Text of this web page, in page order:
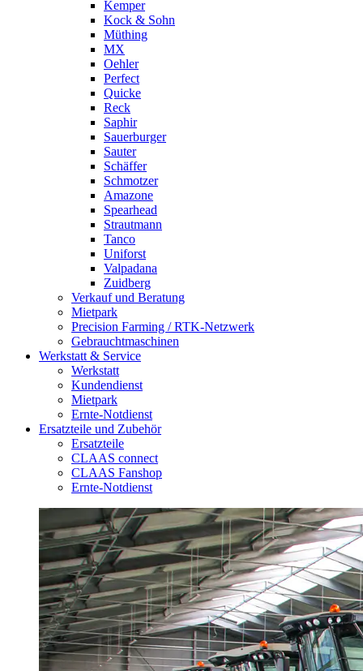
Kemper
Kock & Sohn
Müthing
MX
Oehler
Perfect
Quicke
Reck
Saphir
Sauerburger
Sauter
Schäffer
Schmotzer
Amazone
Spearhead
Strautmann
Tanco
Uniforst
Valpadana
Zuidberg
Verkauf und Beratung
Mietpark
Precision Farming / RTK-Netzwerk
Gebrauchtmaschinen
Werkstatt & Service
Werkstatt
Kundendienst
Mietpark
Ernte-Notdienst
Ersatzteile und Zubehör
Ersatzteile
CLAAS connect
CLAAS Fanshop
Ernte-Notdienst